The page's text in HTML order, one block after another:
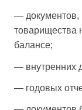
— документов,
товарищества
балансе;
— внутренних
— годовых